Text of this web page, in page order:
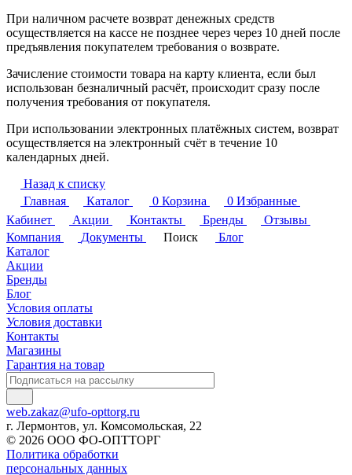
При наличном расчете возврат денежных средств
осуществляется на кассе не позднее через через 10 дней после
предъявления покупателем требования о возврате.
Зачисление стоимости товара на карту клиента, если был
использован безналичный расчёт, происходит сразу после
получения требования от покупателя.
При использовании электронных платёжных систем, возврат
осуществляется на электронный счёт в течение 10
календарных дней.
Назад к списку
Главная
Каталог 0 Корзина 0 Избранные
Кабинет
Акции Контакты Бренды
Отзывы
Компания
Документы Поиск
Блог
Каталог
Акции
Бренды
Блог
Условия оплаты
Условия доставки
Контакты
Магазины
Гарантия на товар
web.zakaz@ufo-opttorg.ru
г. Лермонтов, ул. Комсомольская, 22
© 2026 ООО ФО-ОПТТОРГ
Политика обработки
персональных данных